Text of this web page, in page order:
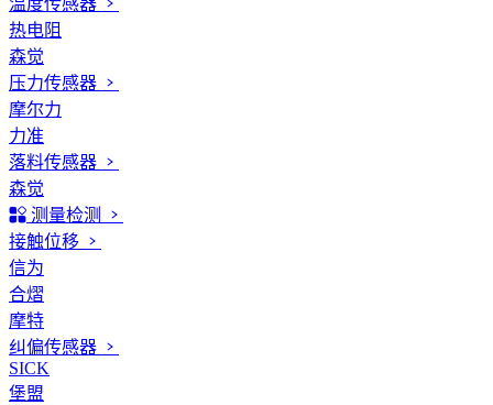
温度传感器
热电阻
森觉
压力传感器
摩尔力
力准
落料传感器
森觉
测量检测
接触位移
信为
合熠
摩特
纠偏传感器
SICK
堡盟